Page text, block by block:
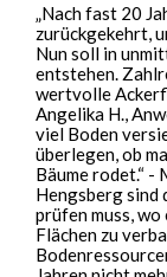
„Nach fast 20
zurückgekehrt,
Nun soll in
entstehen.
wertvolle
Angelika H.,
viel Boden
überlegen, ob
Bäume rodet.“ -
Hengsberg sind
prüfen muss,
Flächen zu